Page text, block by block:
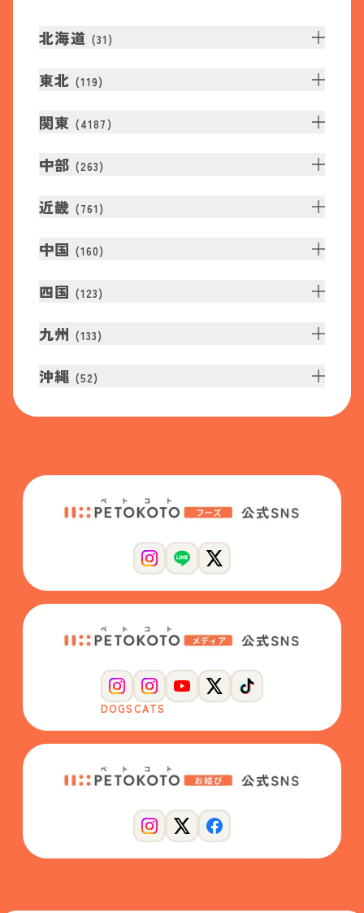
北海道 (31 )
東北 (119)
関東 (4187 )
中部 (263)
近畿 (761 )
中国 (160)
四国 (123)
九州 (133)
沖縄 (52)
DOGSCATS